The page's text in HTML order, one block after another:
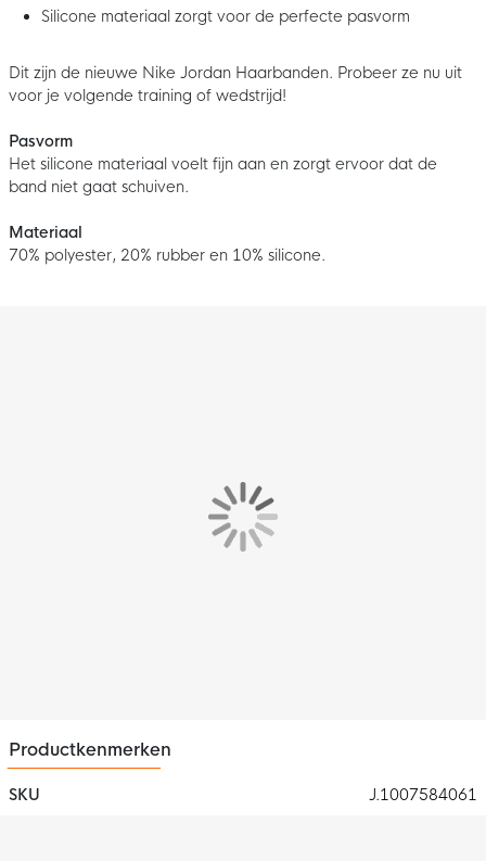
Silicone materiaal zorgt voor de perfecte pasvorm
Dit zijn de nieuwe Nike Jordan Haarbanden. Probeer ze nu uit
voor je volgende training of wedstrijd!
Pasvorm
Het silicone materiaal voelt fijn aan en zorgt ervoor dat de
band niet gaat schuiven.
Materiaal
70% polyester, 20% rubber en 10% silicone.
Productkenmerken
SKU J.1007584061